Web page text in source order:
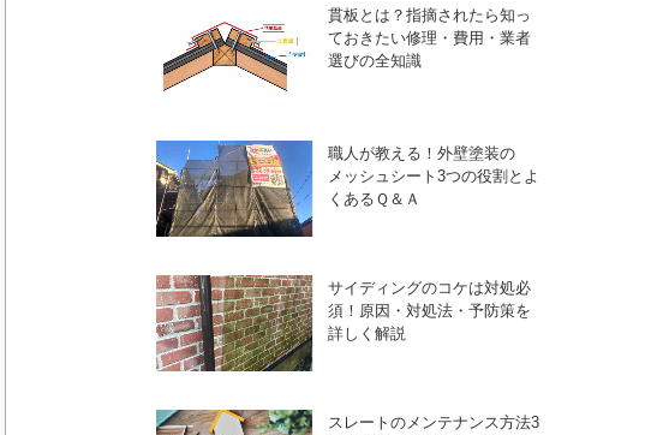
貫板とは？指摘されたら知っ
ておきたい修理・費用・業者
選びの全知識
職人が教える！外壁塗装の
メッシュシート3つの役割とよ
くあるＱ＆Ａ
サイディングのコケは対処必
須！原因・対処法・予防策を
詳しく解説
スレートのメンテナンス方法3